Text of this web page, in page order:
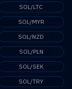
SOL/LTC
SOL/MYR
SOL/NZD
SOL/PLN
SOL/SEK
SOL/TRY